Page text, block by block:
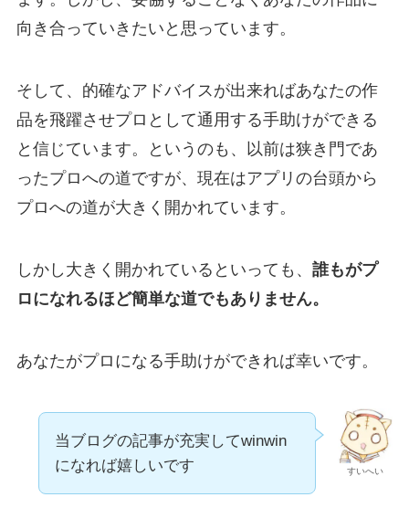
向き合っていきたいと思っています。
そして、的確なアドバイスが出来ればあなたの作
品を飛躍させプロとして通用する手助けができる
と信じています。というのも、以前は狭き門であ
ったプロへの道ですが、現在はアプリの台頭から
プロへの道が大きく開かれています。
しかし大きく開かれているといっても、 誰もがプ
ロになれるほど簡単な道でもありません。
あなたがプロになる手助けができれば幸いです。
すいへい
当ブログの記事が充実してwinwin
になれば嬉しいです